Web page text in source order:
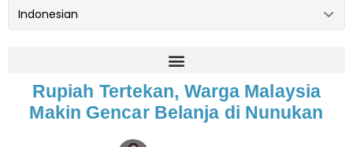
Rupiah Tertekan, Warga Malaysia
Makin Gencar Belanja di Nunukan